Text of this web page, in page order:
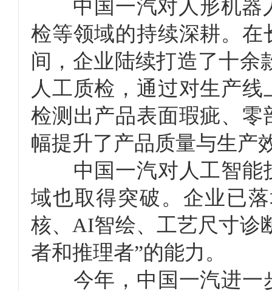
中国一汽对人形机器
检等领域的持续深耕。
间，企业陆续打造了十余
人工质检，通过对生产
检测出产品表面瑕疵、
幅提升了产品质量与生产
中国一汽对人工智能
域也取得突破。企业已
核、AI智绘、工艺尺寸诊
者和推理者”的能力。
今年，中国一汽进一